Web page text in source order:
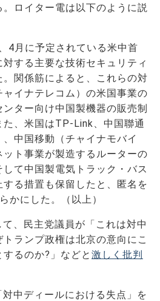
。ロイター電は以下のように説
4月に予定されている米中首
する主要な技術セキュリティ
関係筋によると、これらの対
イナテレコム）の米国事業の
ター向け中国製機器の販売制
た、米国はTP-Link、中国聯通
、中国移動（チャイナモバイ
ト事業が製造するルーターの
て中国製電気トラック・バス
る措置も保留したと、匿名を
かにした。（以上）
、民主党議員が「これは対中
ランプ政権は北京の意向にこ
るのか?」などと 激しく批判
中ディールにおける失点」を